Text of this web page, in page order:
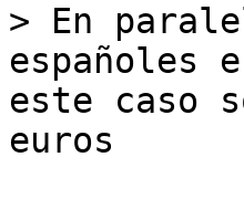
> En
españoles
este caso
euros